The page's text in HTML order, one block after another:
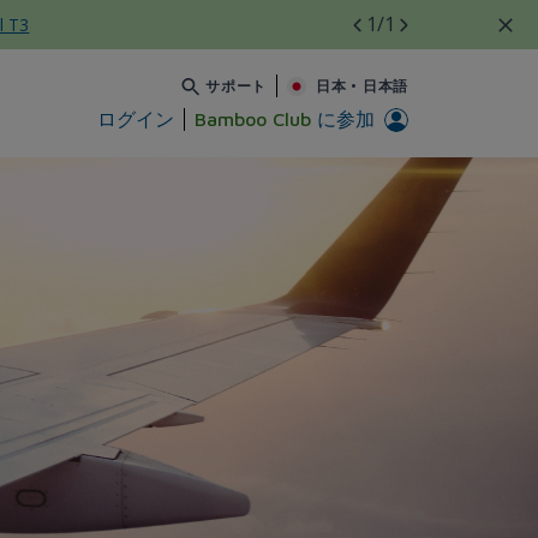
T3 1/1
サポート 日本 • 日本語
ログイン Bamboo Club に参加